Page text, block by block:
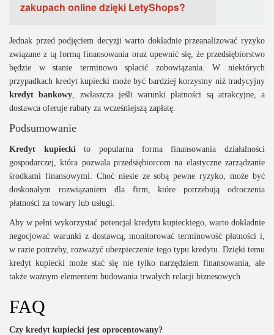
zakupach online dzięki LetyShops?
Jednak przed podjęciem decyzji warto dokładnie przeanalizować ryzyko
związane z tą formą finansowania oraz upewnić się, że przedsiębiorstwo
będzie w stanie terminowo spłacić zobowiązania. W niektórych
przypadkach kredyt kupiecki może być bardziej korzystny niż tradycyjny
kredyt bankowy, zwłaszcza jeśli warunki płatności są atrakcyjne, a
dostawca oferuje rabaty za wcześniejszą zapłatę.
Podsumowanie
Kredyt kupieckito popularna forma finansowania działalności
gospodarczej, która pozwala przedsiębiorcom na elastyczne zarządzanie
środkami finansowymi. Choć niesie ze sobą pewne ryzyko, może być
doskonałym rozwiązaniem dla firm, które potrzebują odroczenia
płatności za towary lub usługi.
Aby w pełni wykorzystać potencjał kredytu kupieckiego, warto dokładnie
negocjować warunki z dostawcą, monitorować terminowość płatności i,
w razie potrzeby, rozważyć ubezpieczenie tego typu kredytu. Dzięki temu
kredyt kupiecki może stać się nie tylko narzędziem finansowania, ale
także ważnym elementem budowania trwałych relacji biznesowych.
FAQ
Czy kredyt kupiecki jest oprocentowany?